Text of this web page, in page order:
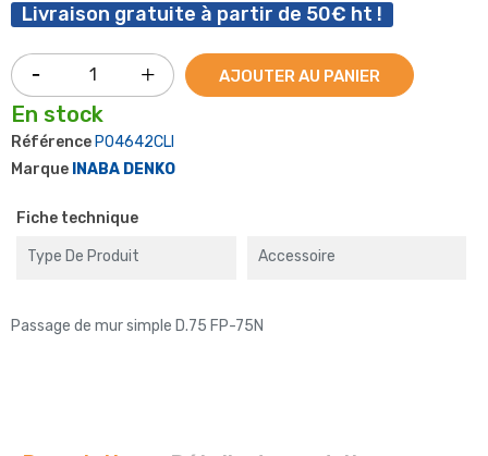
Livraison gratuite à partir de 50€ ht !
AJOUTER AU PANIER
En stock
Référence P04642CLI
Marque INABA DENKO
Fiche technique
Type De Produit Accessoire
Passage de mur simple D.75 FP-75N